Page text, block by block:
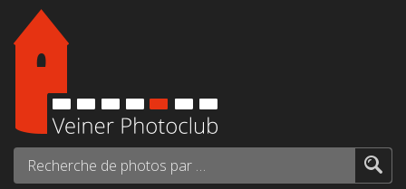
Aller au contenu principal
Recherche de photos par mots-clés...